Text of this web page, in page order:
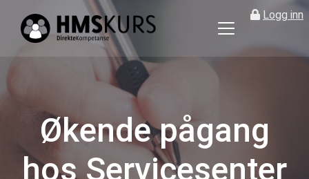
Logg inn
på
ledere
og
verneombud
Økende pågang
hos Servicesenter